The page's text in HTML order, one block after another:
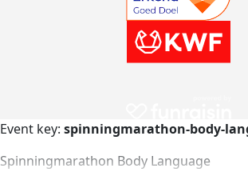
Event key: spinningmarathon-body-
Spinningmarathon Body Language